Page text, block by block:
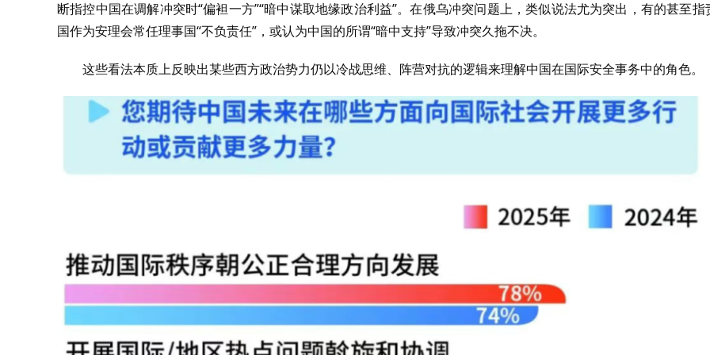
断指控中国在调解冲突时“偏袒一方”“暗中谋取地缘政治利益”。在俄乌冲突问题上，类似说法尤为突出，有的甚至指
国作为安理会常任理事国“不负责任”，或认为中国的所谓“暗中支持”导致冲突久拖不决。
这些看法本质上反映出某些西方政治势力仍以冷战思维、阵营对抗的逻辑来理解中国在国际安全事务中的角色。